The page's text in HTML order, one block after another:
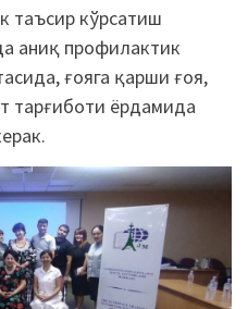
таъсир кўрсатиш
аниқ профилактик
ғояга қарши ғоя,
тарғиботи ёрдамида